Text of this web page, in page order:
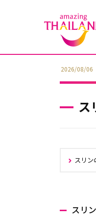
2026/08/05
ス
スリン
スリ